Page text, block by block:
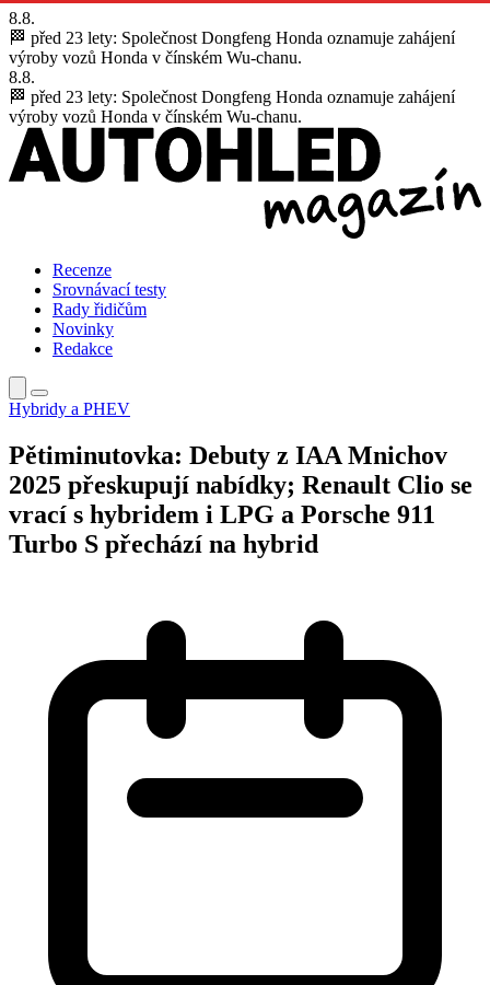
8.8.
🏁 před 23 lety: Společnost Dongfeng Honda oznamuje zahájení
výroby vozů Honda v čínském Wu-chanu.
8.8.
🏁 před 23 lety: Společnost Dongfeng Honda oznamuje zahájení
výroby vozů Honda v čínském Wu-chanu.
Recenze
Srovnávací testy
Rady řidičům
Novinky
Redakce
Hybridy a PHEV
Pětiminutovka: Debuty z IAA Mnichov
2025 přeskupují nabídky; Renault Clio se
vrací s hybridem i LPG a Porsche 911
Turbo S přechází na hybrid